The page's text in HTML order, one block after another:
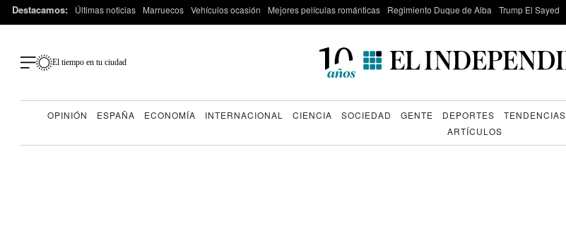
Destacamos: Últimas noticias Marruecos Vehículos ocasión Mejores películas románticas Regimiento Duque de Alba Trump El Sayed
El tiempo en tu ciudad
OPINIÓN ESPAÑA ECONOMÍA INTERNACIONAL CIENCIA SOCIEDAD GENTE DEPORTES TENDENCIAS
ARTÍCULOS